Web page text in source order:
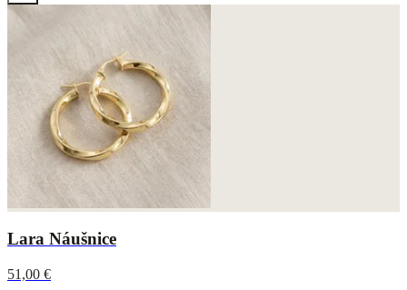
Lara Náušnice
51,00 €